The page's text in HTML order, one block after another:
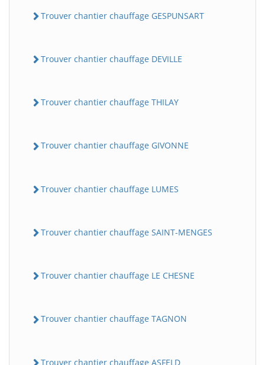
Trouver chantier chauffage GESPUNSART
Trouver chantier chauffage DEVILLE
Trouver chantier chauffage THILAY
Trouver chantier chauffage GIVONNE
Trouver chantier chauffage LUMES
Trouver chantier chauffage SAINT-MENGES
Trouver chantier chauffage LE CHESNE
Trouver chantier chauffage TAGNON
Trouver chantier chauffage ASFELD